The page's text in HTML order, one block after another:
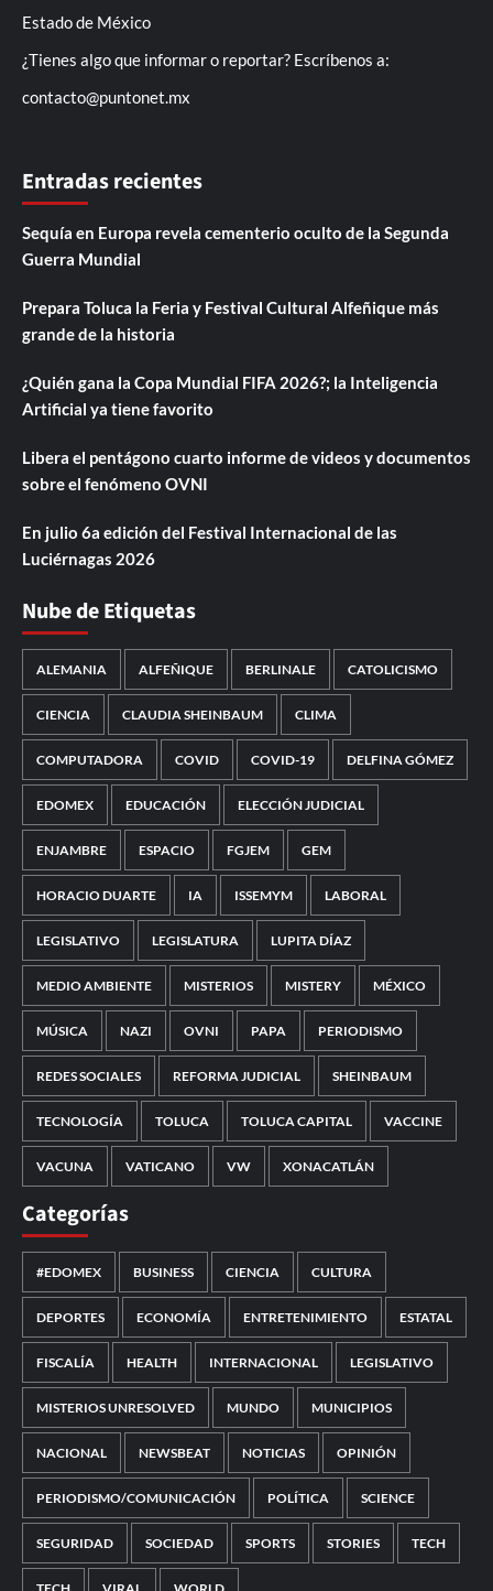
Estado de México
¿Tienes algo que informar o reportar? Escríbenos a:
contacto@puntonet.mx
Entradas recientes
Sequía en Europa revela cementerio oculto de la Segunda
Guerra Mundial
Prepara Toluca la Feria y Festival Cultural Alfeñique más
grande de la historia
¿Quién gana la Copa Mundial FIFA 2026?; la Inteligencia
Artificial ya tiene favorito
Libera el pentágono cuarto informe de videos y documentos
sobre el fenómeno OVNI
En julio 6a edición del Festival Internacional de las
Luciérnagas 2026
Nube de Etiquetas
ALEMANIA ALFEÑIQUE BERLINALE CATOLICISMO
CIENCIA CLAUDIA SHEINBAUM CLIMA
COMPUTADORA COVID COVID-19 DELFINA GÓMEZ
EDOMEX EDUCACIÓN ELECCIÓN JUDICIAL
ENJAMBRE ESPACIO FGJEM GEM
HORACIO DUARTE IA ISSEMYM LABORAL
LEGISLATIVO LEGISLATURA LUPITA DÍAZ
MEDIO AMBIENTE MISTERIOS MISTERY MÉXICO
MÚSICA NAZI OVNI PAPA PERIODISMO
REDES SOCIALES REFORMA JUDICIAL SHEINBAUM
TECNOLOGÍA TOLUCA TOLUCA CAPITAL VACCINE
VACUNA VATICANO VW XONACATLÁN
Categorías
#EDOMEX BUSINESS CIENCIA CULTURA
DEPORTES ECONOMÍA ENTRETENIMIENTO ESTATAL
FISCALÍA HEALTH INTERNACIONAL LEGISLATIVO
MISTERIOS UNRESOLVED MUNDO MUNICIPIOS
NACIONAL NEWSBEAT NOTICIAS OPINIÓN
PERIODISMO/COMUNICACIÓN POLÍTICA SCIENCE
SEGURIDAD SOCIEDAD SPORTS STORIES TECH